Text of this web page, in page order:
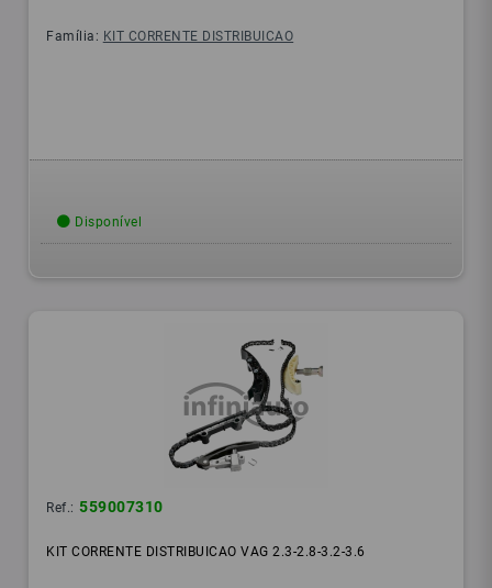
Família: KIT CORRENTE DISTRIBUICAO
Disponível
Ref.: 559007310
KIT CORRENTE DISTRIBUICAO VAG 2.3-2.8-3.2-3.6